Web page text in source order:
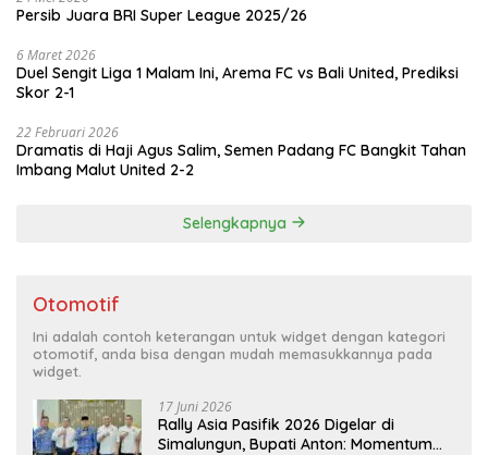
Persib Juara BRI Super League 2025/26
6 Maret 2026
Duel Sengit Liga 1 Malam Ini, Arema FC vs Bali United, Prediksi
Skor 2-1
22 Februari 2026
Dramatis di Haji Agus Salim, Semen Padang FC Bangkit Tahan
Imbang Malut United 2-2
Selengkapnya
Otomotif
Ini adalah contoh keterangan untuk widget dengan kategori
otomotif, anda bisa dengan mudah memasukkannya pada
widget.
17 Juni 2026
Rally Asia Pasifik 2026 Digelar di
Simalungun, Bupati Anton: Momentum